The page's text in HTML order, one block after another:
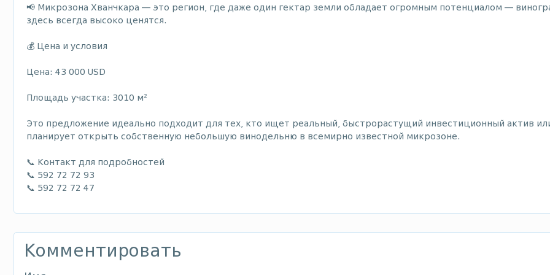
📢 Микрозона Хванчкара — это регион, где даже один гектар земли обладает огромным потенциалом —
здесь всегда высоко ценятся.
💰 Цена и условия
Цена: 43 000 USD
Площадь участка: 3010 м²
Это предложение идеально подходит для тех, кто ищет реальный, быстрорастущий инвестиционный актив
планирует открыть собственную небольшую винодельню в всемирно известной микрозоне.
📞 Контакт для подробностей
📞 592 72 72 93
📞 592 72 72 47
Комментировать